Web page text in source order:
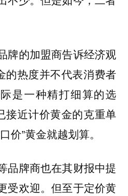
牌的加盟商告诉经济观
的热度并不代表消费者
是一种精打细算的选
接近计价黄金的克重单
价”黄金就越划算。
品牌商也在其财报中提
受欢迎。但至于定价黄